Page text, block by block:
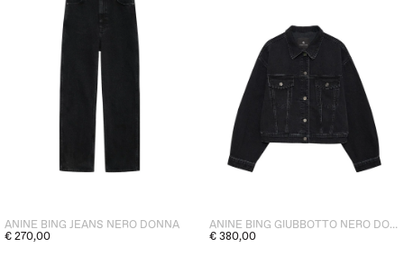
ANINE BING JEANS NERO DONNA
€ 270,00
ANINE BING GIUBBOTTO NERO DONNA
€ 380,00